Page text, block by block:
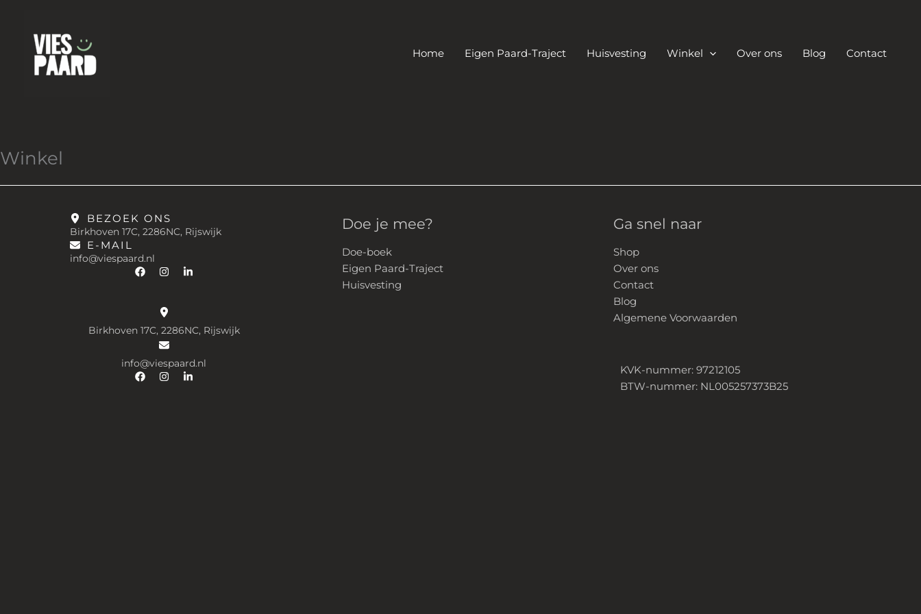
inhoud
Home Eigen Paard-Traject Huisvesting Winkel Over ons Blog Contact
Winkel
BEZOEK ONS
Birkhoven 17C, 2286NC, Rijswijk
E-MAIL
info@viespaard.nl
Birkhoven 17C, 2286NC, Rijswijk
info@viespaard.nl
Doe je mee?
Doe-boek
Eigen Paard-Traject
Huisvesting
Ga snel naar
Shop
Over ons
Contact
Blog
Algemene Voorwaarden
KVK-nummer: 97212105
BTW-nummer: NL005257373B25